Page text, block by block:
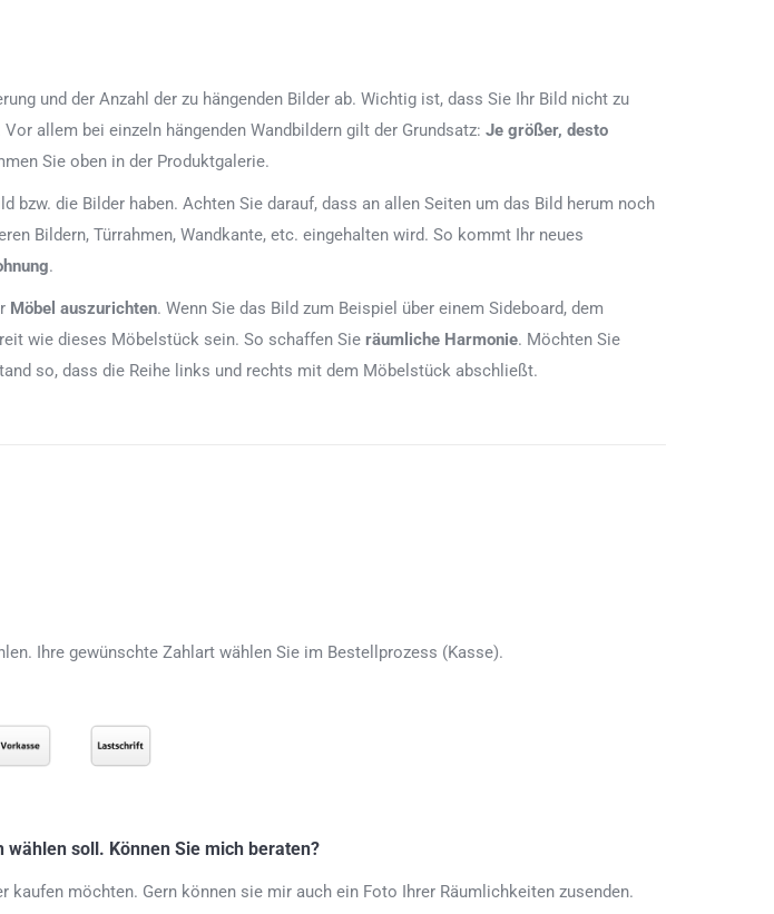
und der Anzahl der zu hängenden Bilder ab. Wichtig ist, dass Sie Ihr Bild nicht zu
allem bei einzeln hängenden Wandbildern gilt der Grundsatz: Je größer, desto
Sie oben in der Produktgalerie.
bzw. die Bilder haben. Achten Sie darauf, dass an allen Seiten um das Bild herum noch
Bildern, Türrahmen, Wandkante, etc. eingehalten wird. So kommt Ihr neues
.
Möbel auszurichten. Wenn Sie das Bild zum Beispiel über einem Sideboard, dem
wie dieses Möbelstück sein. So schaffen Sie räumliche Harmonie. Möchten Sie
so, dass die Reihe links und rechts mit dem Möbelstück abschließt.
Ihre gewünschte Zahlart wählen Sie im Bestellprozess (Kasse).
soll. Können Sie mich beraten?
möchten. Gern können sie mir auch ein Foto Ihrer Räumlichkeiten zusenden.